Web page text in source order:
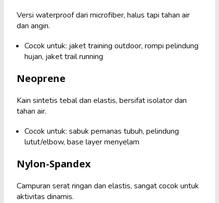
Versi waterproof dari microfiber, halus tapi tahan air
dan angin.
Cocok untuk: jaket training outdoor, rompi pelindung
hujan, jaket trail running
Neoprene
Kain sintetis tebal dan elastis, bersifat isolator dan
tahan air.
Cocok untuk: sabuk pemanas tubuh, pelindung
lutut/elbow, base layer menyelam
Nylon-Spandex
Campuran serat ringan dan elastis, sangat cocok untuk
aktivitas dinamis.